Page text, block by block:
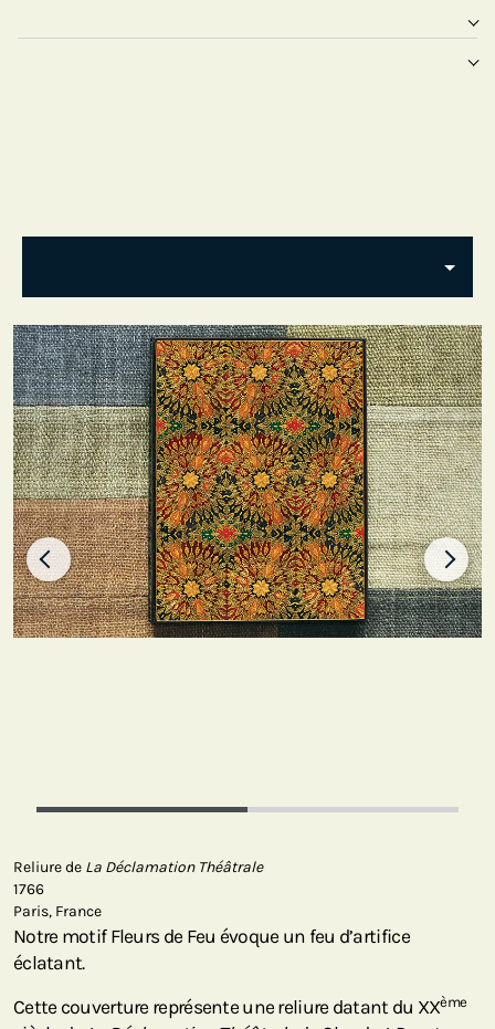
Reliure de La Déclamation Théâtrale
1766
Paris, France
Notre motif Fleurs de Feu évoque un feu d’artifice
éclatant.
Cette couverture représente une reliure datant du XXème